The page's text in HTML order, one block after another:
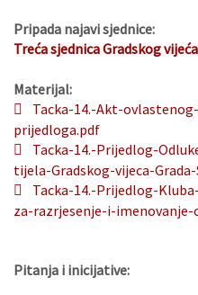
Pripada najavi sjednice:
Treća sjednica Gradskog
Materijal:
Tacka-14.-Akt-
prijedloga.pdf
Tacka-14.-Prijedlog-
tijela-Gradskog-vijeca-
Tacka-14.-Prijedlog-
za-razrjesenje-i-
Pitanja i inicijative: